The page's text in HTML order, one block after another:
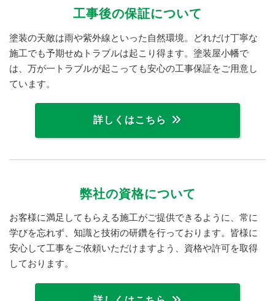
工事後の保証について
塗装の天敵は雨や紫外線といった自然環境。どれだけ丁寧な
施工でも予期せぬトラブルは起こり得ます。塗装屋小幡で
は、万が一トラブルが起こっても安心の工事保証をご用意し
ています。
詳しくはこちら
弊社の資格について
お客様に満足してもらえる施工がご提供できるように、常に
学びを忘れず、知識と技術の研鑽を行っております。皆様に
安心して工事をご依頼いただけますよう、資格や許可を取得
しております。